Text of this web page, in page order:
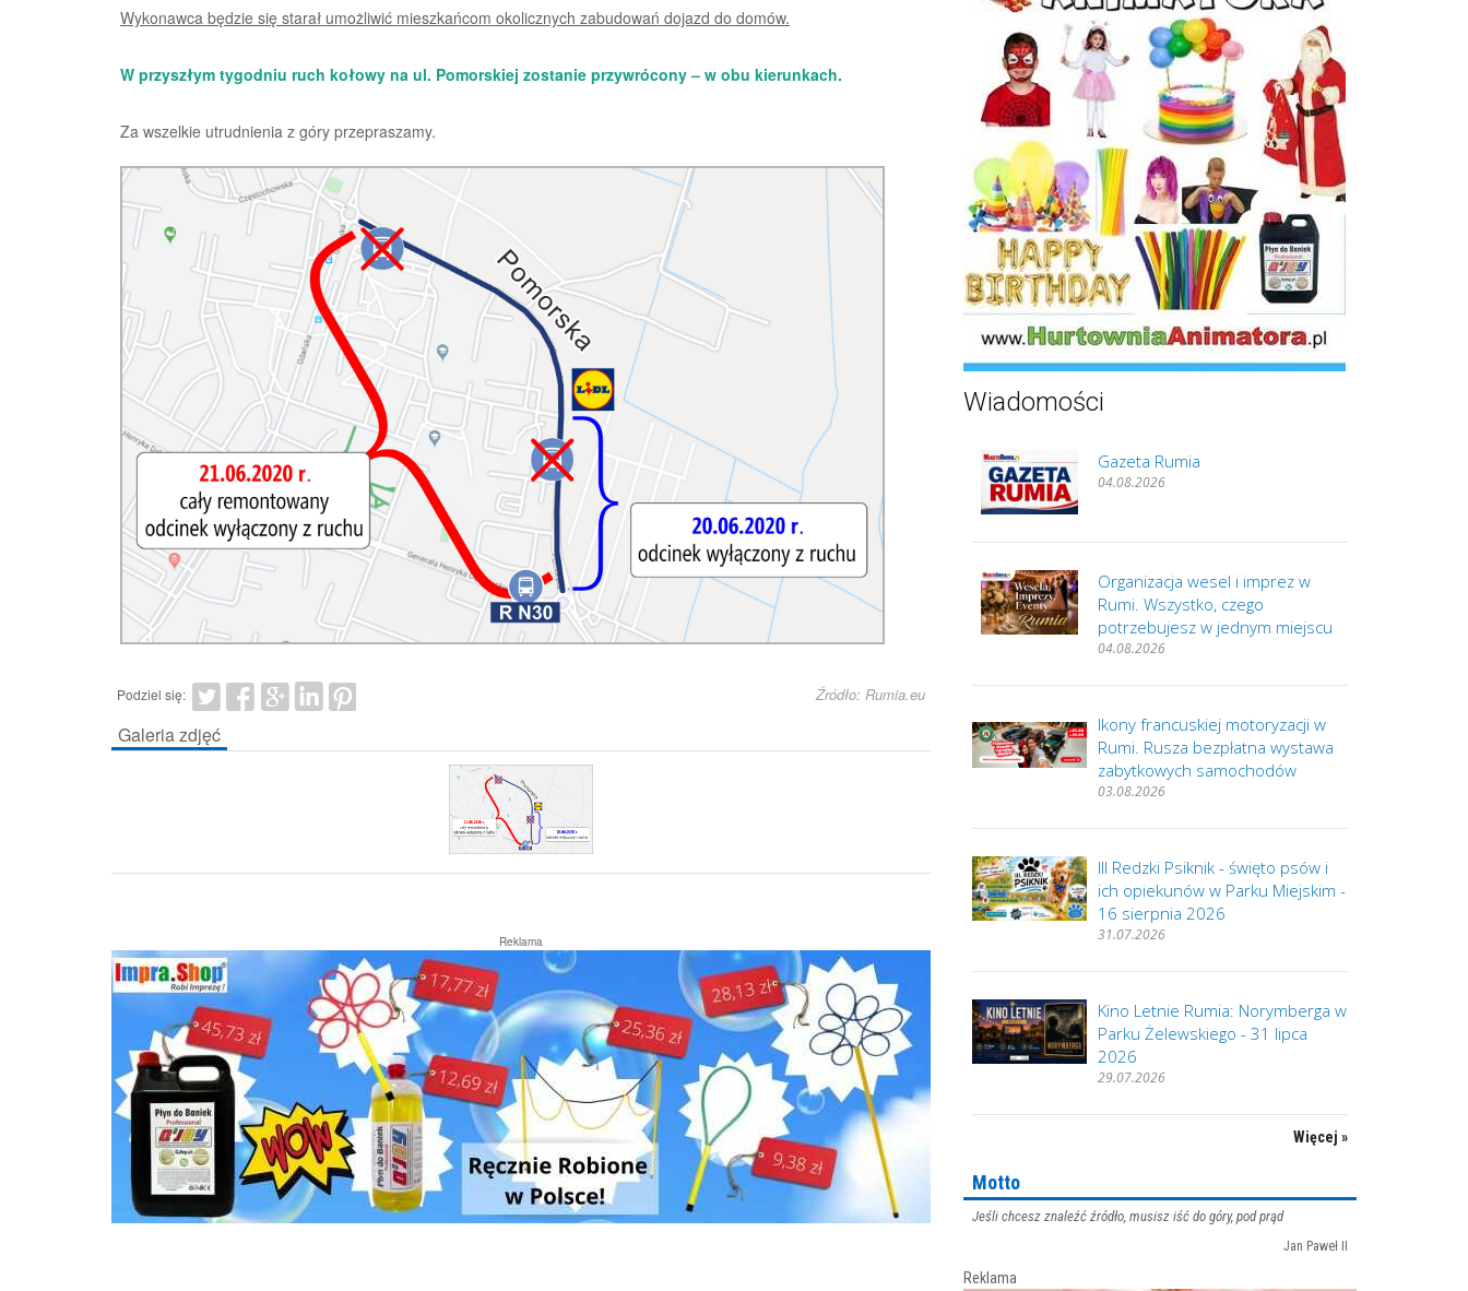
Wykonawca będzie się starał umożliwić mieszkańcom okolicznych zabudowań dojazd do domów.
W przyszłym tygodniu ruch kołowy na ul. Pomorskiej zostanie przywrócony – w obu kierunkach.
Za wszelkie utrudnienia z góry przepraszamy.
Podziel się: Źródło: Rumia.eu
Galeria zdjęć
Reklama
Wiadomości
Gazeta Rumia
04.08.2026
Organizacja wesel i imprez w
Rumi. Wszystko, czego
potrzebujesz w jednym miejscu
04.08.2026
Ikony francuskiej motoryzacji w
Rumi. Rusza bezpłatna wystawa
zabytkowych samochodów
03.08.2026
III Redzki Psiknik - święto psów i
ich opiekunów w Parku Miejskim -
16 sierpnia 2026
31.07.2026
Kino Letnie Rumia: Norymberga w
Parku Żelewskiego - 31 lipca
2026
29.07.2026
Więcej »
Motto
Jeśli chcesz znaleźć źródło, musisz iść do góry, pod prąd
Jan Paweł II
Reklama